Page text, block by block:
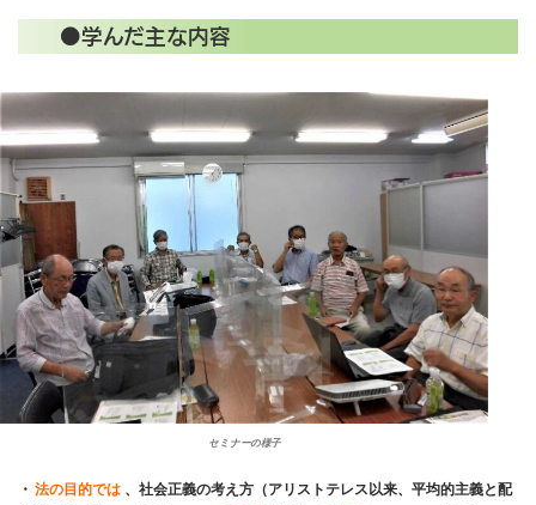
●学んだ主な内容
セミナーの様子
・ 法の目的では 、社会正義の考え方（アリストテレス以来、平均的主義と配